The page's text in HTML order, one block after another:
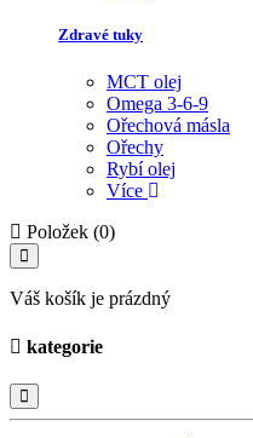
Zdravé tuky
MCT olej
Omega 3-6-9
Ořechová másla
Ořechy
Rybí olej
Více
Položek (0)
Váš košík je prázdný
kategorie